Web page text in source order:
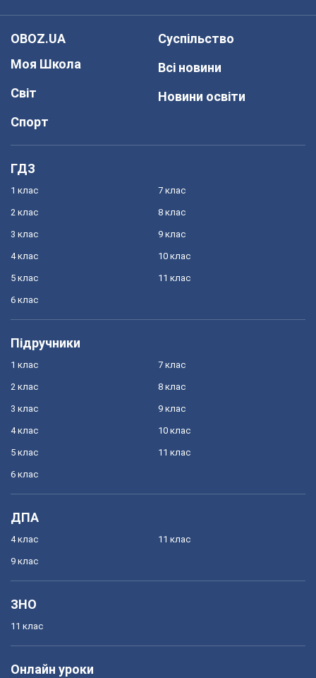
OBOZ.UA
Моя Школа
Світ
Спорт
Суспільство
Всі новини
Новини освіти
ГДЗ
1 клас
2 клас
3 клас
4 клас
5 клас
6 клас
7 клас
8 клас
9 клас
10 клас
11 клас
Підручники
1 клас
2 клас
3 клас
4 клас
5 клас
6 клас
7 клас
8 клас
9 клас
10 клас
11 клас
ДПА
4 клас
9 клас
11 клас
ЗНО
11 клас
Онлайн уроки